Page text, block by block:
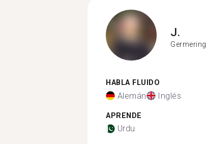
J.
Germering
HABLA FLUIDO
Alemán Inglés
APRENDE
Urdu